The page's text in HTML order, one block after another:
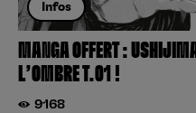
Infos
MANGA OFFERT :
L’OMBRE T.01 !
9168